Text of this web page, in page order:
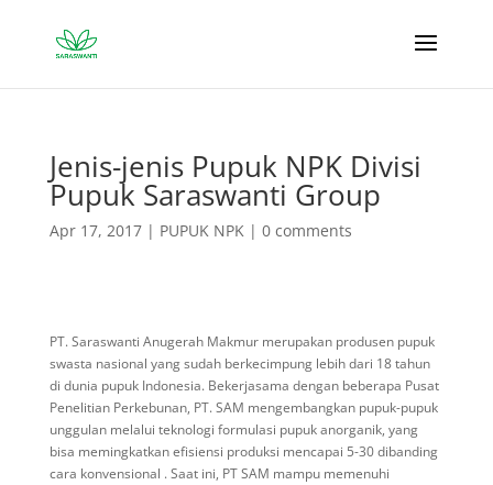
Jenis-jenis Pupuk NPK Divisi
Pupuk Saraswanti Group
Apr 17, 2017| PUPUK NPK| 0 comments
PT. Saraswanti Anugerah Makmur merupakan produsen pupuk
swasta nasional yang sudah berkecimpung lebih dari 18 tahun
di dunia pupuk Indonesia. Bekerjasama dengan beberapa Pusat
Penelitian Perkebunan, PT. SAM mengembangkan pupuk-pupuk
unggulan melalui teknologi formulasi pupuk anorganik, yang
bisa memingkatkan efisiensi produksi mencapai 5-30 dibanding
cara konvensional . Saat ini, PT SAM mampu memenuhi